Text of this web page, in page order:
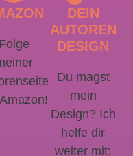
Folge
DEIN
AUTOREN
DESIGN
Du magst
mein
Design? Ich
helfe dir
weiter mit: